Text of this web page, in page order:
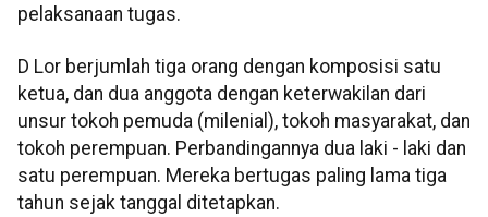
pelaksanaan tugas.
D Lor berjumlah tiga orang dengan komposisi satu
ketua, dan dua anggota dengan keterwakilan dari
unsur tokoh pemuda (milenial), tokoh masyarakat, dan
tokoh perempuan. Perbandingannya dua laki - laki dan
satu perempuan. Mereka bertugas paling lama tiga
tahun sejak tanggal ditetapkan.